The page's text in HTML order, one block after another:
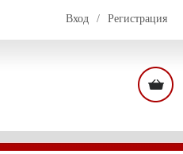
Вход / Регистрация